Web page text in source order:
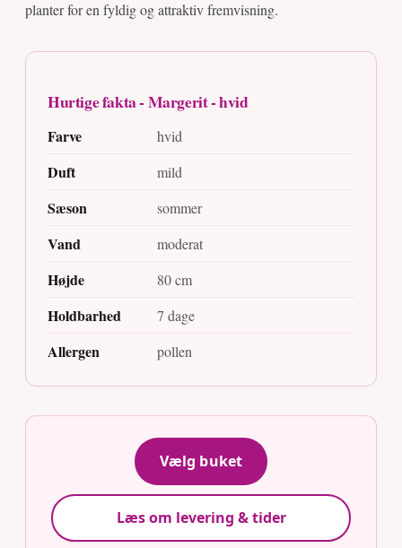
planter for en fyldig og attraktiv fremvisning.
Hurtige fakta - Margerit - hvid
Farve hvid
Duft mild
Sæson sommer
Vand moderat
Højde 80 cm
Holdbarhed 7 dage
Allergen pollen
Vælg buket
Læs om levering & tider